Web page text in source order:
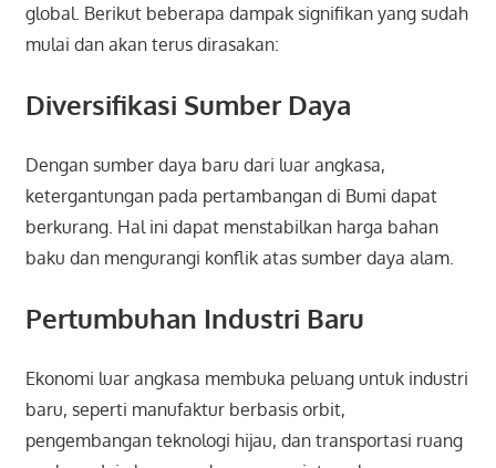
global. Berikut beberapa dampak signifikan yang sudah
mulai dan akan terus dirasakan:
Diversifikasi Sumber Daya
Dengan sumber daya baru dari luar angkasa,
ketergantungan pada pertambangan di Bumi dapat
berkurang. Hal ini dapat menstabilkan harga bahan
baku dan mengurangi konflik atas sumber daya alam.
Pertumbuhan Industri Baru
Ekonomi luar angkasa membuka peluang untuk industri
baru, seperti manufaktur berbasis orbit,
pengembangan teknologi hijau, dan transportasi ruang